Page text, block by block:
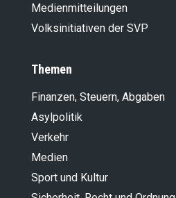
Medienmitteilungen
Volksinitiativen der SVP
Themen
Finanzen, Steuern, Abgaben
Asylpolitik
Verkehr
Medien
Sport und Kultur